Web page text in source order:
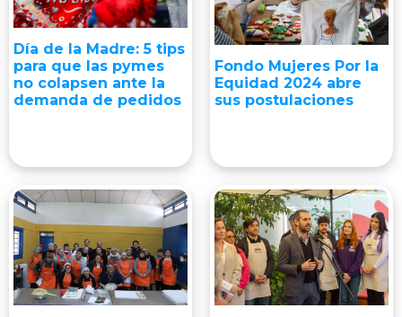
Día de la Madre: 5 tips
para que las pymes
no colapsen ante la
demanda de pedidos
Fondo Mujeres Por la
Equidad 2024 abre
sus postulaciones